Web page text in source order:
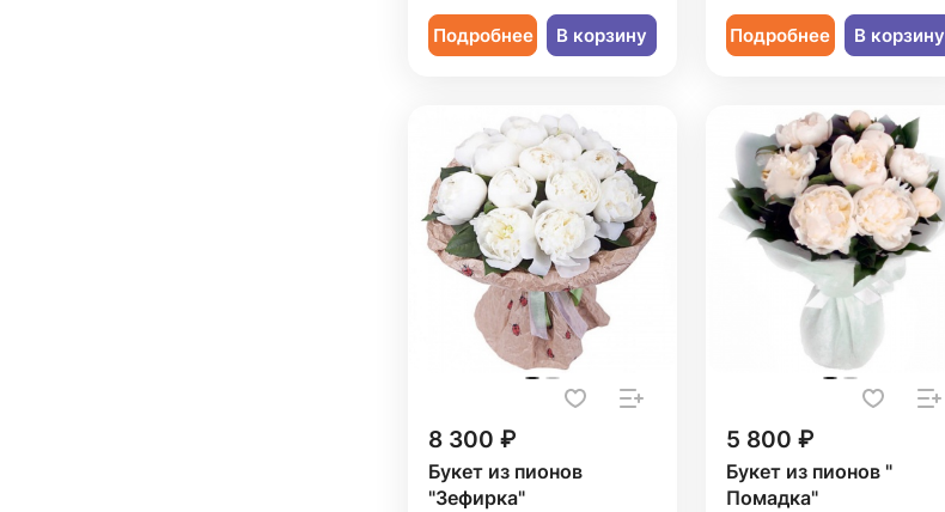
Подробнее В корзину Подробнее В корзину
8 300 ₽
Букет из пионов
"Зефирка"
5 800 ₽
Букет из пионов "
Помадка"